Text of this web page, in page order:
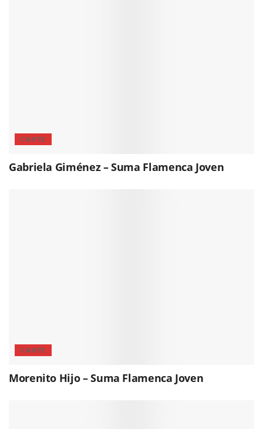
CANTE
Gabriela Giménez – Suma Flamenca Joven
CANTE
Morenito Hijo – Suma Flamenca Joven